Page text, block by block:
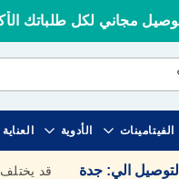
مجاني لكل طلباتك الأكثر من
الفيتامينات الأدوية
التوصيل الي: جدة قد يختلف